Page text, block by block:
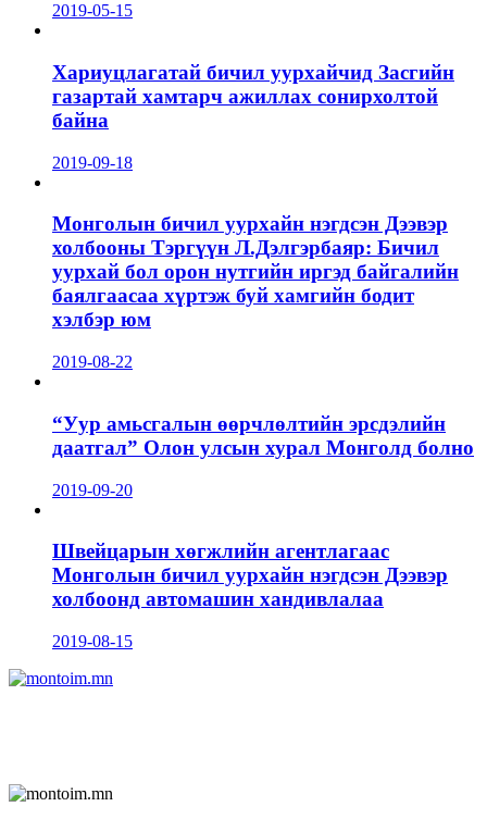
2019-05-15
Хариуцлагатай бичил уурхайчид Засгийн
газартай хамтарч ажиллах сонирхолтой
байна
2019-09-18
Монголын бичил уурхайн нэгдсэн Дээвэр
холбооны Тэргүүн Л.Дэлгэрбаяр: Бичил
уурхай бол орон нутгийн иргэд байгалийн
баялгаасаа хүртэж буй хамгийн бодит
хэлбэр юм
2019-08-22
“Уур амьсгалын өөрчлөлтийн эрсдэлийн
даатгал” Олон улсын хурал Монголд болно
2019-09-20
Швейцарын хөгжлийн агентлагаас
Монголын бичил уурхайн нэгдсэн Дээвэр
холбоонд автомашин хандивлалаа
2019-08-15